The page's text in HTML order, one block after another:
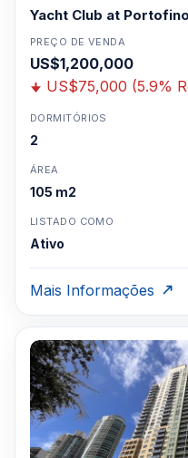
Yacht Club at
PREÇO DE VENDA
US$1,200,000
US$75,000 (5.9%
DORMITÓRIOS
2
ÁREA
105 m2
LISTADO COMO
Ativo
Mais Informações